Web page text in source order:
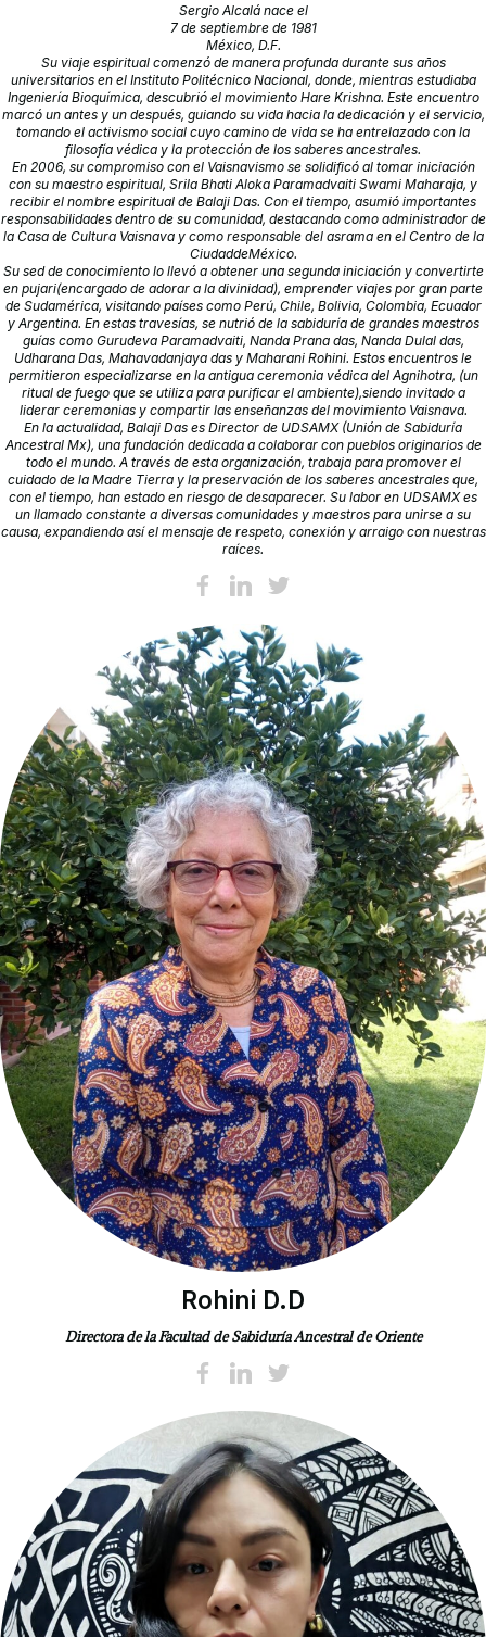
Sergio Alcalá nace el
7 de septiembre de 1981
México, D.F.
Su viaje espiritual comenzó de manera profunda durante sus años
universitarios en el Instituto Politécnico Nacional, donde, mientras estudiaba
Ingeniería Bioquímica, descubrió el movimiento Hare Krishna. Este encuentro
marcó un antes y un después, guiando su vida hacia la dedicación y el servicio,
tomando el activismo social cuyo camino de vida se ha entrelazado con la
filosofía védica y la protección de los saberes ancestrales.
En 2006, su compromiso con el Vaisnavismo se solidificó al tomar iniciación
con su maestro espiritual, Srila Bhati Aloka Paramadvaiti Swami Maharaja, y
recibir el nombre espiritual de Balaji Das. Con el tiempo, asumió importantes
responsabilidades dentro de su comunidad, destacando como administrador de
la Casa de Cultura Vaisnava y como responsable del asrama en el Centro de la
CiudaddeMéxico.
Su sed de conocimiento lo llevó a obtener una segunda iniciación y convertirte
en pujari(encargado de adorar a la divinidad), emprender viajes por gran parte
de Sudamérica, visitando países como Perú, Chile, Bolivia, Colombia, Ecuador
y Argentina. En estas travesías, se nutrió de la sabiduría de grandes maestros
guías como Gurudeva Paramadvaiti, Nanda Prana das, Nanda Dulal das,
Udharana Das, Mahavadanjaya das y Maharani Rohini. Estos encuentros le
permitieron especializarse en la antigua ceremonia védica del Agnihotra, (un
ritual de fuego que se utiliza para purificar el ambiente),siendo invitado a
liderar ceremonias y compartir las enseñanzas del movimiento Vaisnava.
En la actualidad, Balaji Das es Director de UDSAMX (Unión de Sabiduría
Ancestral Mx), una fundación dedicada a colaborar con pueblos originarios de
todo el mundo. A través de esta organización, trabaja para promover el
cuidado de la Madre Tierra y la preservación de los saberes ancestrales que,
con el tiempo, han estado en riesgo de desaparecer. Su labor en UDSAMX es
un llamado constante a diversas comunidades y maestros para unirse a su
causa, expandiendo así el mensaje de respeto, conexión y arraigo con nuestras
raíces.
Rohini D.D
Directora de la Facultad de Sabiduría Ancestral de Oriente